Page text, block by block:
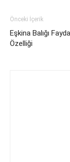
Önceki İçerik
Eşkina Balığı
Özelliği